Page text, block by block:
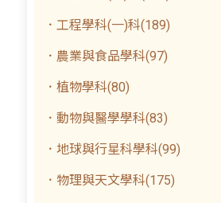
．工程學科(一)科(189)
．農業與食品學科(97)
．植物學科(80)
．動物與醫學學科(83)
．地球與行星科學科(99)
．物理與天文學科(175)